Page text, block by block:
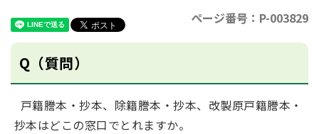
ページ番号：P-003829
Q（質問）
戸籍謄本・抄本、除籍謄本・抄本、改製原戸籍謄本・
抄本はどこの窓口でとれますか。